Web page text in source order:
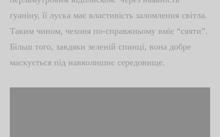
гуаніну, її луска має властивість заломлення світла.
Таким чином, чехоня по-справжньому вміє “сяяти”.
Більш того, завдяки зеленій спинці, вона добре
маскується під навколишнє середовище.